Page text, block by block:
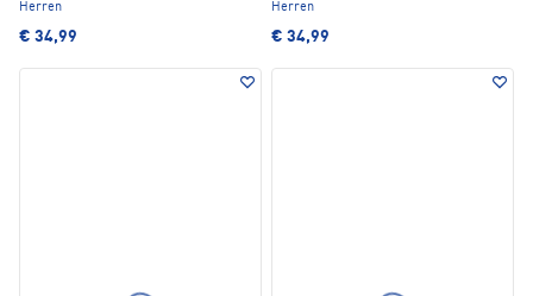
Herren
€ 34,99
Herren
€ 34,99